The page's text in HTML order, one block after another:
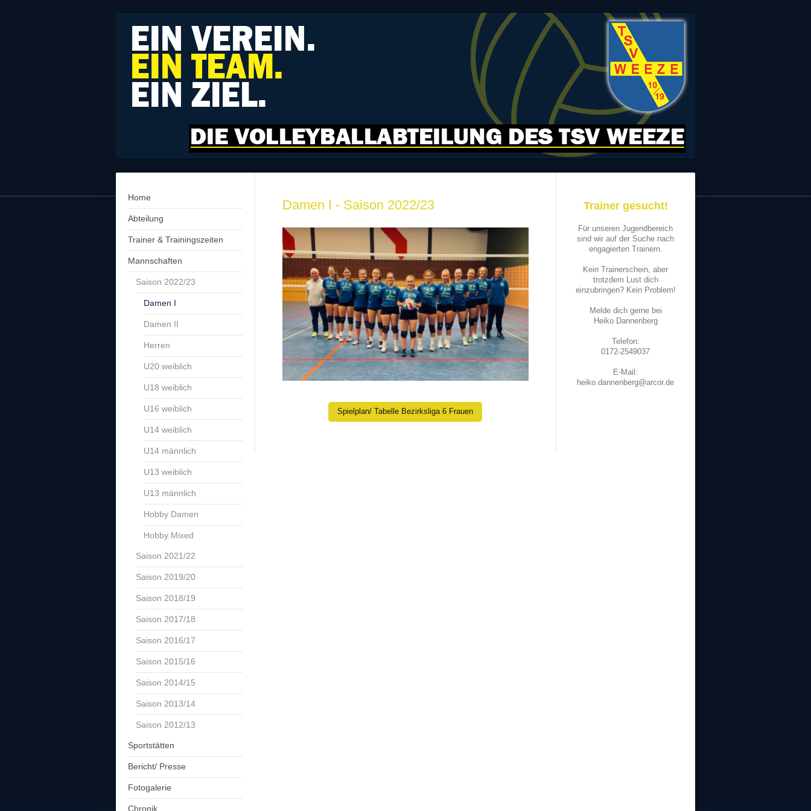
Home
Abteilung
Trainer & Trainingszeiten
Mannschaften
Saison 2022/23
Damen I
Damen II
Herren
U20 weiblich
U18 weiblich
U16 weiblich
U14 weiblich
U14 männlich
U13 weiblich
U13 männlich
Hobby Damen
Hobby Mixed
Saison 2021/22
Saison 2019/20
Saison 2018/19
Saison 2017/18
Saison 2016/17
Saison 2015/16
Saison 2014/15
Saison 2013/14
Saison 2012/13
Sportstätten
Bericht/ Presse
Fotogalerie
Chronik
Damen I - Saison 2022/23
Spielplan/ Tabelle Bezirksliga 6 Frauen
Trainer gesucht!
Für unseren Jugendbereich
sind wir auf der Suche nach
engagierten Trainern.
Kein Trainerschein, aber
trotzdem Lust dich
einzubringen? Kein Problem!
Melde dich gerne bei
Heiko Dannenberg
Telefon:
0172-2549037
E-Mail:
heiko.dannenberg@arcor.de